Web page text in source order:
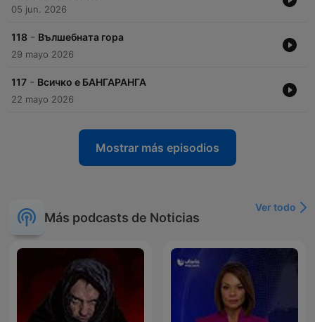
05 jun. 2026
118 - Вълшебната гора
29 mayo 2026
117 - Всичко е БАНГАРАНГА
22 mayo 2026
Mostrar más episodios
Más podcasts de Noticias
Ver todo